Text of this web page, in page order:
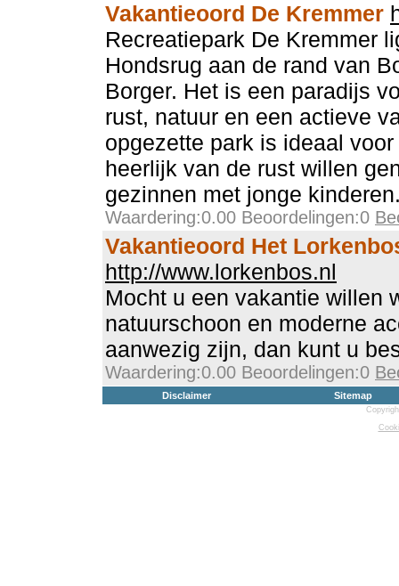
Vakantieoord De Kremmer
Recreatiepark De Kremmer
Hondsrug aan de rand van
Borger. Het is een paradijs
rust, natuur en een actieve
opgezette park is ideaal
heerlijk van de rust willen
gezinnen met jonge
Waardering:0.00 Beoordelingen:0
Vakantieoord Het
http://www.lorkenbos.nl
Mocht u een vakantie willen
natuurschoon en moderne
aanwezig zijn, dan kunt u
Waardering:0.00 Beoordelingen:0
Disclaimer Sitemap